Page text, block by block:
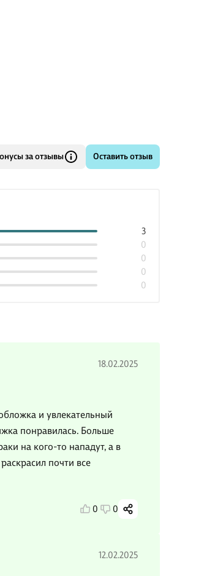
за отзывы Оставить отзыв
0
0
0
0
3
18.02.2025
и увлекательный
понравилась. Больше
на кого-то нападут, а в
почти все
0 0
12.02.2025